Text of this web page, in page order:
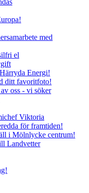
med
el
Energi!
ditt favoritfoto!
oss - vi söker
Viktoria
för framtiden!
i Mölnlycke centrum!
Landvetter